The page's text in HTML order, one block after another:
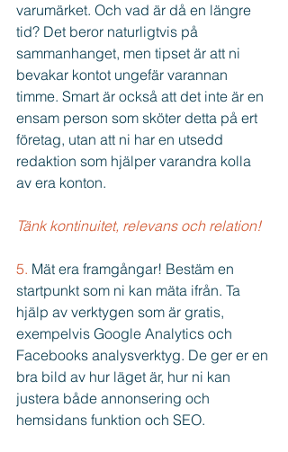
varumärket. Och vad är då en längre
tid? Det beror naturligtvis på
sammanhanget, men tipset är att ni
bevakar kontot ungefär varannan
timme. Smart är också att det inte är en
ensam person som sköter detta på ert
företag, utan att ni har en utsedd
redaktion som hjälper varandra kolla
av era konton.
Tänk kontinuitet, relevans och relation!
5. Mät era framgångar! Bestäm en
startpunkt som ni kan mäta ifrån. Ta
hjälp av verktygen som är gratis,
exempelvis Google Analytics och
Facebooks analysverktyg. De ger er en
bra bild av hur läget är, hur ni kan
justera både annonsering och
hemsidans funktion och SEO.